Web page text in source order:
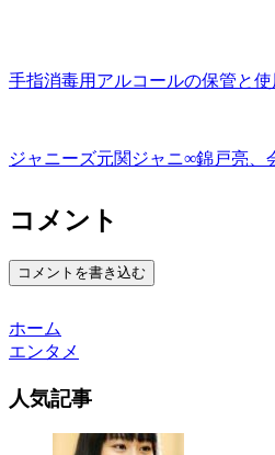
手指消毒用アルコールの保管と
ジャニーズ元関ジャニ∞錦戸亮、
コメント
コメントを書き込む
ホーム
エンタメ
人気記事